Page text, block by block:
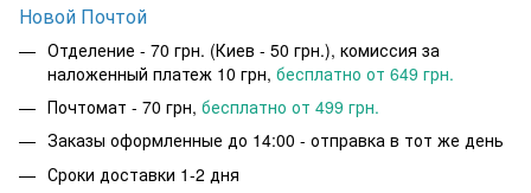
Новой Почтой
Отделение - 70 грн. (Киев - 50 грн.), комиссия за
наложенный платеж 10 грн, бесплатно от 649 грн.
Почтомат - 70 грн, бесплатно от 499 грн.
Заказы оформленные до 14:00 - отправка в тот же день
Сроки доставки 1-2 дня